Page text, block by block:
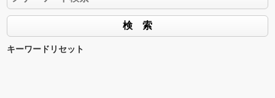
キーワードリセット